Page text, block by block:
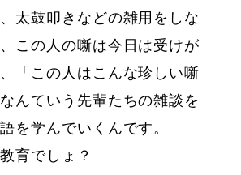
太鼓叩きなどの雑用をしな
この人の噺は今日は受けが
「この人はこんな珍しい噺
んていう先輩たちの雑談を
を学んでいくんです。
育でしょ？